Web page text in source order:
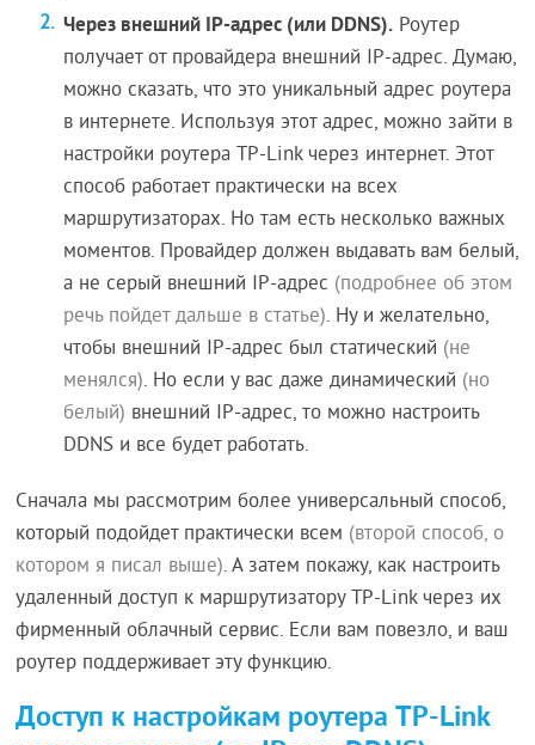
Через внешний IP-адрес (или DDNS). Роутер
получает от провайдера внешний IP-адрес. Думаю,
можно сказать, что это уникальный адрес роутера
в интернете. Используя этот адрес, можно зайти в
настройки роутера TP-Link через интернет. Этот
способ работает практически на всех
маршрутизаторах. Но там есть несколько важных
моментов. Провайдер должен выдавать вам белый,
а не серый внешний IP-адрес (подробнее об этом
речь пойдет дальше в статье). Ну и желательно,
чтобы внешний IP-адрес был статический (не
менялся). Но если у вас даже динамический (но
белый) внешний IP-адрес, то можно настроить
DDNS и все будет работать.
Сначала мы рассмотрим более универсальный способ,
который подойдет практически всем (второй способ, о
котором я писал выше). А затем покажу, как настроить
удаленный доступ к маршрутизатору TP-Link через их
фирменный облачный сервис. Если вам повезло, и ваш
роутер поддерживает эту функцию.
Доступ к настройкам роутера TP-Link